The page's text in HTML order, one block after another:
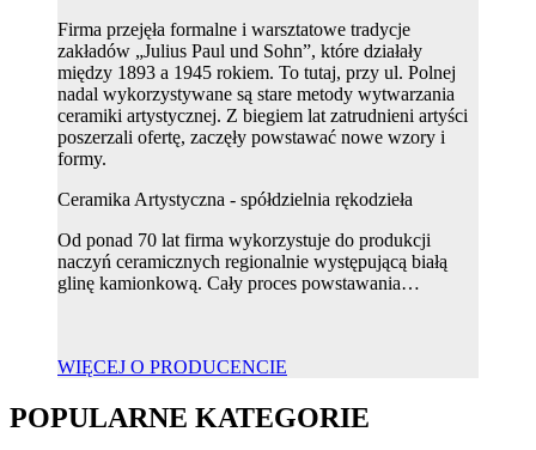
Firma przejęła formalne i warsztatowe tradycje
zakładów „Julius Paul und Sohn”, które działały
między 1893 a 1945 rokiem. To tutaj, przy ul. Polnej
nadal wykorzystywane są stare metody wytwarzania
ceramiki artystycznej. Z biegiem lat zatrudnieni artyści
poszerzali ofertę, zaczęły powstawać nowe wzory i
formy.
Ceramika Artystyczna - spółdzielnia rękodzieła
Od ponad 70 lat firma wykorzystuje do produkcji
naczyń ceramicznych regionalnie występującą białą
glinę kamionkową. Cały proces powstawania…
WIĘCEJ O PRODUCENCIE
POPULARNE KATEGORIE